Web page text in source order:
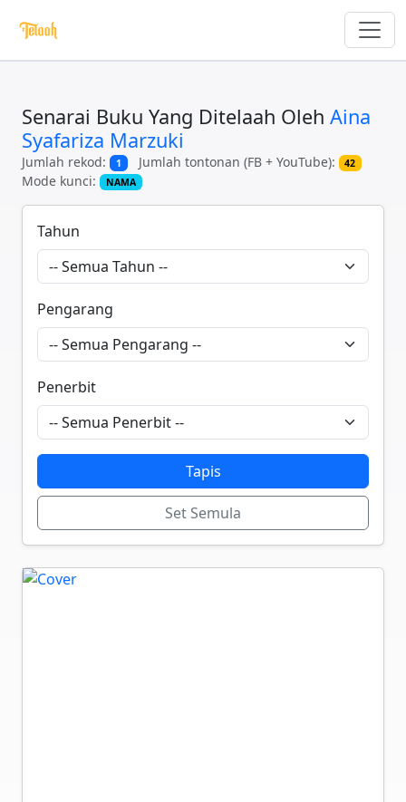
Senarai Buku Yang Ditelaah Oleh Aina
Syafariza Marzuki
Jumlah rekod: 1 Jumlah tontonan (FB + YouTube): 42
Mode kunci: NAMA
Tahun
Pengarang
Penerbit
Tapis
Set Semula